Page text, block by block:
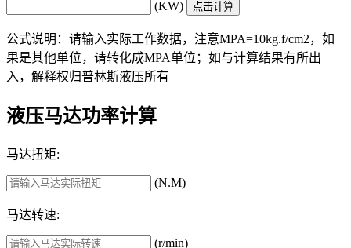
(KW)
公式说明：请输入实际工作数据，注意MPA=10kg.f/cm2，如
果是其他单位，请转化成MPA单位；如与计算结果有所出
入，解释权归普林斯液压所有
液压马达功率计算
马达扭矩:
(N.M)
马达转速:
(r/min)